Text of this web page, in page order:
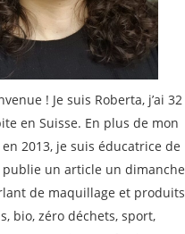
! Je suis Roberta, j’ai 32
en Suisse. En plus de mon
2013, je suis éducatrice de
publie un article un dimanche
de maquillage et produits
bio, zéro déchets, sport,